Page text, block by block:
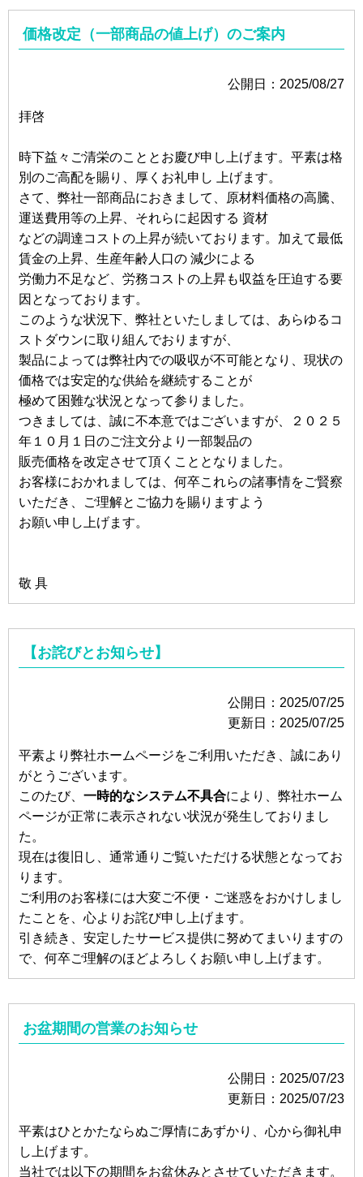
価格改定（一部商品の値上げ）のご案内
公開日：2025/08/27
拝啓
時下益々ご清栄のこととお慶び申し上げます。平素は格
別のご高配を賜り、厚くお礼申し 上げます。
さて、弊社一部商品におきまして、原材料価格の高騰、
運送費用等の上昇、それらに起因する 資材
などの調達コストの上昇が続いております。加えて最低
賃金の上昇、生産年齢人口の 減少による
労働力不足など、労務コストの上昇も収益を圧迫する要
因となっております。
このような状況下、弊社といたしましては、あらゆるコ
ストダウンに取り組んでおりますが、
製品によっては弊社内での吸収が不可能となり、現状の
価格では安定的な供給を継続することが
極めて困難な状況となって参りました。
つきましては、誠に不本意ではございますが、２０２５
年１０月１日のご注文分より一部製品の
販売価格を改定させて頂くこととなりました。
お客様におかれましては、何卒これらの諸事情をご賢察
いただき、ご理解とご協力を賜りますよう
お願い申し上げます。
敬 具
【お詫びとお知らせ】
公開日：2025/07/25
更新日：2025/07/25
平素より弊社ホームページをご利用いただき、誠にあり
がとうございます。
このたび、 一時的なシステム不具合により、弊社ホーム
ページが正常に表示されない状況が発生しておりまし
た。
現在は復旧し、通常通りご覧いただける状態となってお
ります。
ご利用のお客様には大変ご不便・ご迷惑をおかけしまし
たことを、心よりお詫び申し上げます。
引き続き、安定したサービス提供に努めてまいりますの
で、何卒ご理解のほどよろしくお願い申し上げます。
お盆期間の営業のお知らせ
公開日：2025/07/23
更新日：2025/07/23
平素はひとかたならぬご厚情にあずかり、心から御礼申
し上げます。
当社では以下の期間をお盆休みとさせていただきます。